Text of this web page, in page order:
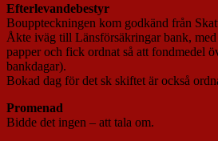
Efterlevandebestyr
Bouppteckningen kom godkänd från
Åkte iväg till Länsförsäkringar bank,
papper och fick ordnat så att fondmedel
bankdagar).
Bokad dag för det sk skiftet är också
Promenad
Bidde det ingen – att tala om.